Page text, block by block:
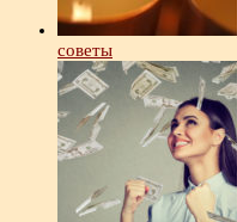
советы